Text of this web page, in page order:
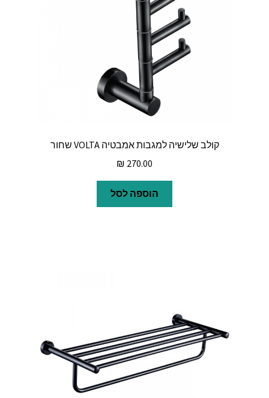
קולב שלישיה למגבות אמבטיה VOLTA שחור
₪ 270.00
הוספה לסל